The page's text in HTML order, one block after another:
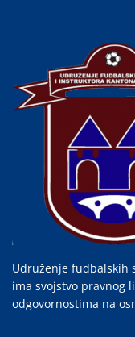
Udruženje fudbalskih
ima svojstvo pravnog
odgovornostima na